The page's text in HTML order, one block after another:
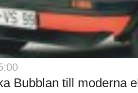
Bubblan till moderna